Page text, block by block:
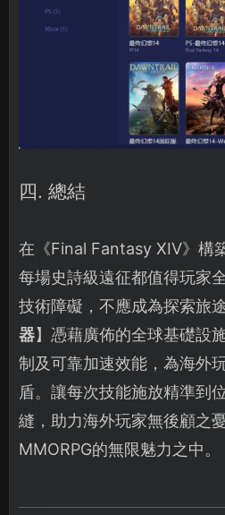
四. 總結
在《Final Fantasy XIV》構
每場史詩級遠征都值得玩家
技術障礙，不應成為探索旅
器】憑藉廣佈的全球基礎設
制及可靠加速效能，為海外
盾。讓每次技能施放精準到
縫，助力海外玩家無後顧之
MMORPG的無限魅力之中。